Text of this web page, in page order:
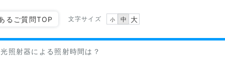
るご質問TOP 文字サイズ 小 中 大
照射器による照射時間は？